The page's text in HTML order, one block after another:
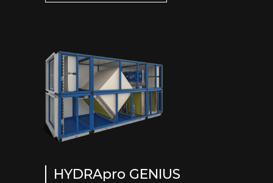
HYDRApro GENIUS